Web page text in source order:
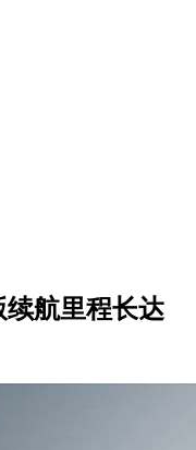
续航里程长达